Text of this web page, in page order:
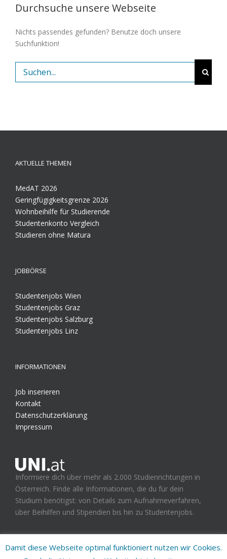
Durchsuche unsere Webseite
Nichts passendes gefunden? Benutze doch unsere
Suchfunktion!
Suche
AKTUELLE THEMEN
MedAT 2026
Geringfügigkeitsgrenze 2026
Wohnbeihilfe für Studierende
Studentenkonto Vergleich
Studieren ohne Matura
JOBBÖRSE
Studentenjobs Wien
Studentenjobs Graz
Studentenjobs Salzburg
Studentenjobs Linz
INFORMATIONEN
Job inserieren
Kontakt
Datenschutzerklärung
Impressum
Informiere dich über mehr als 2.000 Studienrichtungen in
Österreich. Finde alle Informationen, die du für dein
Studium benötigst: von Details zum Aufnahmeverfahren,
über Beihilfen und Stipendien bis hin zu Studentenjobs.
Damit diese Webseite optimal funktioniert nutzen wir Cookies.